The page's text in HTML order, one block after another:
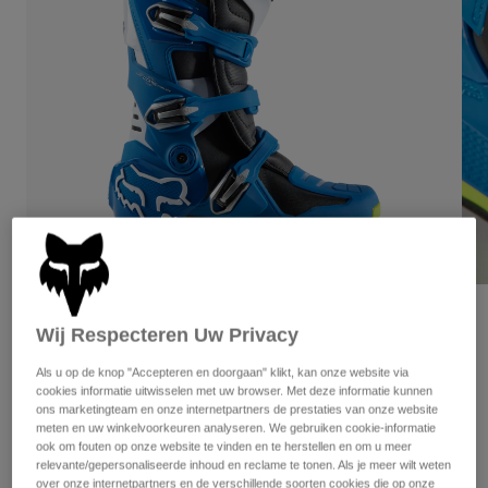
Broeken
Korte broeken
Jassen
Handschoenen
Beschermingen
Sokken
Accessoires
Onderdelen
Broeken
Handschoenen
Jassen
Protections
Brillen
Sokken
Tassen & Accessoires
Spare parts
T-Shirts & Tops
Hoodies en truien
Jassen
Leggings & Broeken
Shirts
Alles bekijken
Youth
Beschermers
Moto
Helmen
Shirts
Pants
Beschermers
Gloves
Brillen
Beoordelingen
Laarzen Motion
Artikelnummer29682-026-11.5
Price reduced from
€ 399,99to€ 259,99 35% OFF
Wij Respecteren Uw Privacy
Als u op de knop "Accepteren en doorgaan" klikt, kan onze website via
cookies informatie uitwisselen met uw browser. Met deze informatie kunnen
ons marketingteam en onze internetpartners de prestaties van onze website
meten en uw winkelvoorkeuren analyseren. We gebruiken cookie-informatie
ook om fouten op onze website te vinden en te herstellen en om u meer
relevante/gepersonaliseerde inhoud en reclame te tonen. Als je meer wilt weten
over onze internetpartners en de verschillende soorten cookies die op onze